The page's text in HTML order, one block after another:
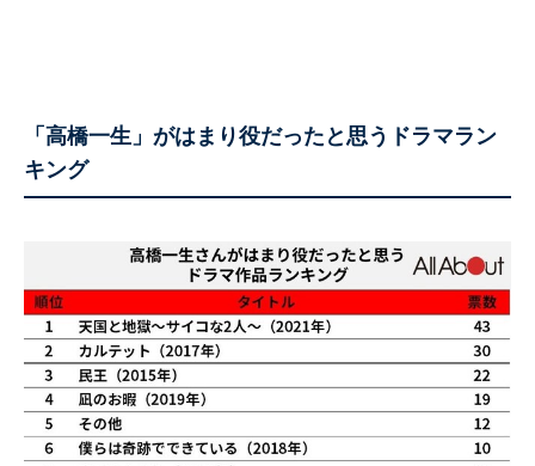
「高橋一生」がはまり役だったと思うドラマラン
キング